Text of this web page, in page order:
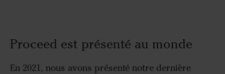
Proceed est présenté au monde
En 2021, nous avons présenté notre dernière